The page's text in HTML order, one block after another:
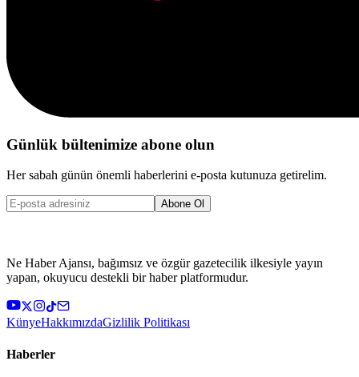
Günlük bültenimize abone olun
Her sabah günün önemli haberlerini e-posta kutunuza getirelim.
Abone Ol
Ne Haber Ajansı, bağımsız ve özgür gazetecilik ilkesiyle yayın
yapan, okuyucu destekli bir haber platformudur.
KünyeHakkımızdaGizlilik Politikası
Haberler